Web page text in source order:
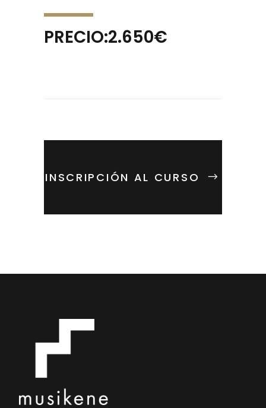
PRECIO:2.650€
INSCRIPCIÓN AL CURSO